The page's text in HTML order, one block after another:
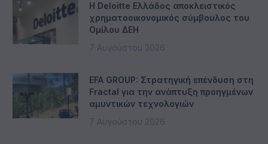
Η Deloitte Ελλάδος αποκλειστικός
χρηματοοικονομικός σύμβουλος του
Ομίλου ΔΕΗ
7 Αυγούστου 2026
EFA GROUP: Στρατηγική επένδυση στη
Fractal για την ανάπτυξη προηγμένων
αμυντικών τεχνολογιών
7 Αυγούστου 2026